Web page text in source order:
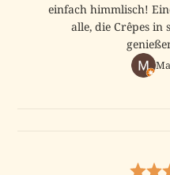
einfach himmlisch!
alle, die Crêpes in